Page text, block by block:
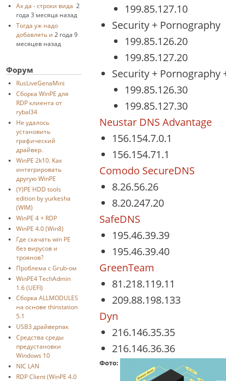
Ах да - строки вида 2
года 3 месяца назад
Тогда уж надо
добавлять и 2 года 9
месяцев назад
Форум
RusLiveGenaMini
Cборка WinPE для
RDP клиента от
rybal34
Не удалось
установить
графический
драйвер.
WinPE 2k10. Как
интегрировать
другую WinPE
(Y)PE HDD tools
edition by yurkesha
(WIM)
WinPE 4 + RDP
WinPE 4.0 (Win8)
Где скачать win PE
без вирусов и
троянов?
Проблема с Grub-ом
WinPE4 TechAdmin
1.6 (UEFI)
Сборка ALLMODULES
на основе thinstation
5.1
USB3 драйверпак
Средства среды
предустановки
Windows 10
NIC LAN
RDP Client (WinPE 4.0
199.85.127.10
Security + Pornography
199.85.126.20
199.85.127.20
Security + Pornography
199.85.126.30
199.85.127.30
Neustar DNS Advantage
156.154.7.0.1
156.154.71.1
Comodo SecureDNS
8.26.56.26
8.20.247.20
SafeDNS
195.46.39.39
195.46.39.40
GreenTeam
81.218.119.11
209.88.198.133
Dyn
216.146.35.35
216.146.36.36
Фото: